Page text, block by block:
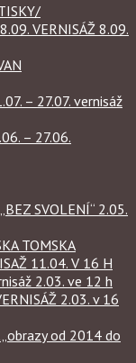
VERNISÁŽ 8.09.
– 27.07. vernisáž
– 27.06.
SVOLENÍ“ 2.05.
TOMSKA
11.04. V 16 H
2.03. ve 12 h
2.03. v 16
„obrazy od 2014 do